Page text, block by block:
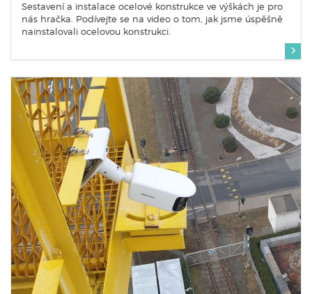
Sestavení a instalace ocelové konstrukce ve výškách je pro
nás hračka. Podívejte se na video o tom, jak jsme úspěšně
nainstalovali ocelovou konstrukci.